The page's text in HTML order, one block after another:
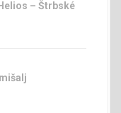
– Štrbské